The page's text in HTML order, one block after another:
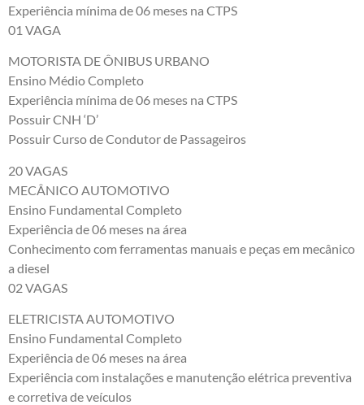
Experiência mínima de 06 meses na CTPS
01 VAGA
MOTORISTA DE ÔNIBUS URBANO
Ensino Médio Completo
Experiência mínima de 06 meses na CTPS
Possuir CNH ‘D’
Possuir Curso de Condutor de Passageiros
20 VAGAS
MECÂNICO AUTOMOTIVO
Ensino Fundamental Completo
Experiência de 06 meses na área
Conhecimento com ferramentas manuais e peças em mecânico
a diesel
02 VAGAS
ELETRICISTA AUTOMOTIVO
Ensino Fundamental Completo
Experiência de 06 meses na área
Experiência com instalações e manutenção elétrica preventiva
e corretiva de veículos